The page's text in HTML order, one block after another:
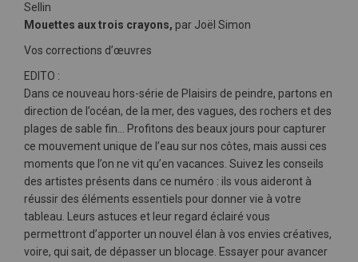
Sellin
Mouettes aux trois crayons, par Joël Simon
Vos corrections d’œuvres
EDITO :
Dans ce nouveau hors-série de Plaisirs de peindre, partons en
direction de l’océan, de la mer, des vagues, des rochers et des
plages de sable fin… Profitons des beaux jours pour capturer
ce mouvement unique de l’eau sur nos côtes, mais aussi ces
moments que l’on ne vit qu’en vacances. Suivez les conseils
des artistes présents dans ce numéro : ils vous aideront à
réussir des éléments essentiels pour donner vie à votre
tableau. Leurs astuces et leur regard éclairé vous
permettront d’apporter un nouvel élan à vos envies créatives,
voire, qui sait, de dépasser un blocage. Essayer pour avancer